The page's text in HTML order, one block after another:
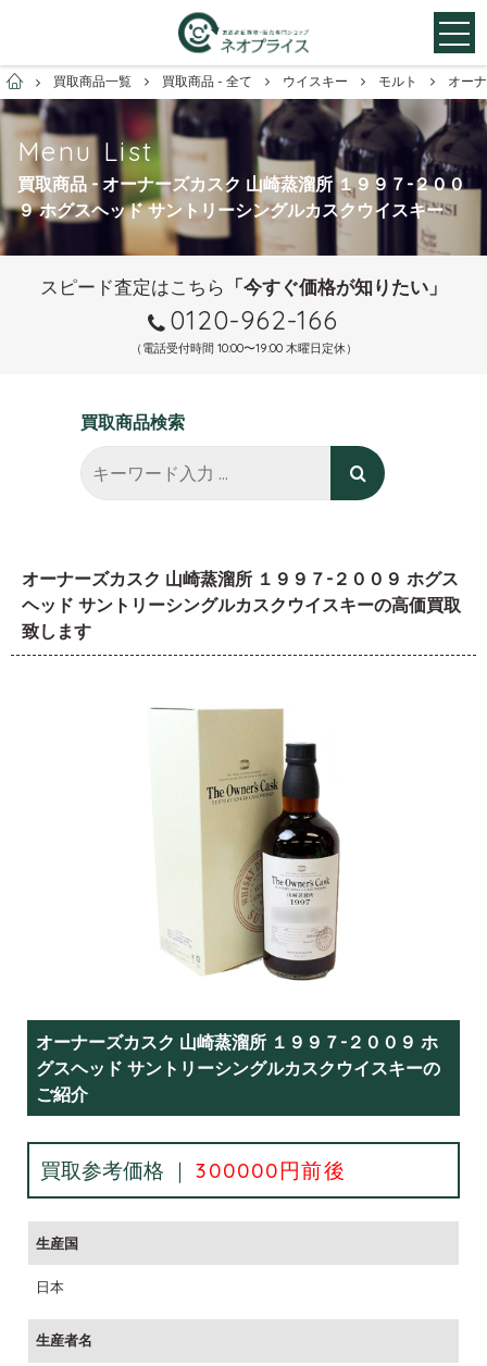
お酒買取専門店ネオプライス
買取商品一覧 買取商品 - 全て ウイスキー モルト オー
Menu List
買取商品 - オーナーズカスク 山崎蒸溜所 １９９７-２００
９ ホグスヘッド サントリーシングルカスクウイスキー
スピード査定はこちら 「今すぐ価格が知りたい」
0120-962-166
（電話受付時間 10:00〜19:00 木曜日定休）
買取商品検索
オーナーズカスク 山崎蒸溜所 １９９７-２００９ ホグス
ヘッド サントリーシングルカスクウイスキーの高価買取
致します
オーナーズカスク 山崎蒸溜所 １９９７-２００９ ホ
グスヘッド サントリーシングルカスクウイスキーの
ご紹介
買取参考価格 ｜ 300000円前後
生産国
日本
生産者名